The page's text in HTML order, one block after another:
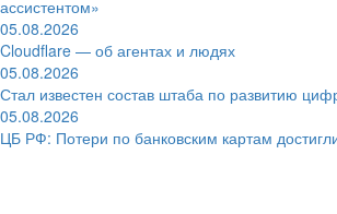
ассистентом»
05.08.2026
Cloudflare — об агентах и людях
05.08.2026
Стал известен состав штаба по развитию
05.08.2026
ЦБ РФ: Потери по банковским картам